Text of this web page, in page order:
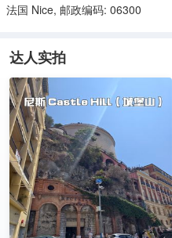
法国 Nice, 邮政编码: 06300
达人实拍